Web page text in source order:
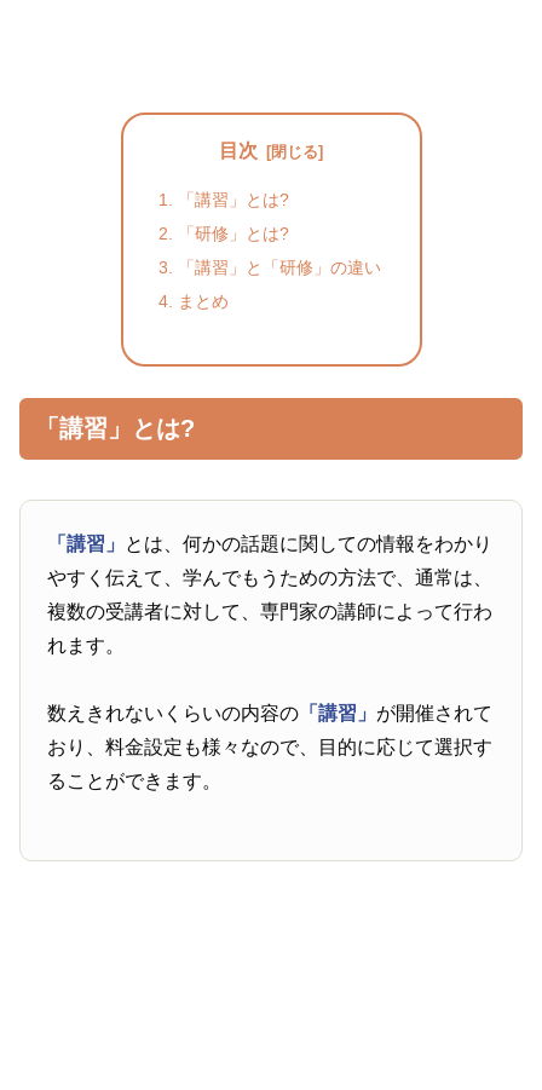
目次
「講習」とは?
「研修」とは?
「講習」と「研修」の違い
まとめ
「講習」とは?
「講習」 とは、何かの話題に関しての情報をわかり
やすく伝えて、学んでもうための方法で、通常は、
複数の受講者に対して、専門家の講師によって行わ
れます。
数えきれないくらいの内容の 「講習」 が開催されて
おり、料金設定も様々なので、目的に応じて選択す
ることができます。